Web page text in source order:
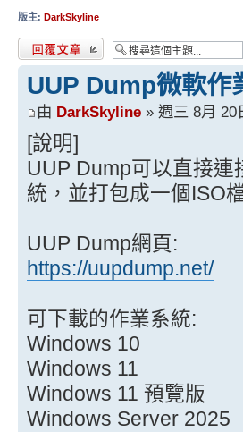
版主: DarkSkyline
發表回覆
UUP Dump微軟作
由 DarkSkyline » 週三 8月 20
[說明]
UUP Dump可以直接
統，並打包成一個ISO
UUP Dump網頁:
https://uupdump.net/
可下載的作業系統:
Windows 10
Windows 11
Windows 11 預覽版
Windows Server 2025